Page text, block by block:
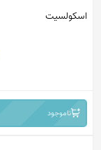
اسکولسیت
ناموجود